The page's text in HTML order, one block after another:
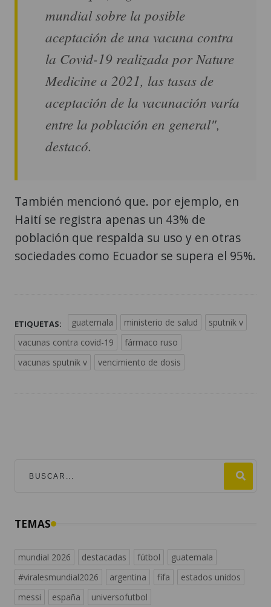
mundial sobre la posible
aceptación de una vacuna contra
la Covid-19 realizada por Nature
Medicine a 2021, las tasas de
aceptación de la vacunación varía
entre la población en general",
destacó.
También mencionó que. por ejemplo, en
Haití se registra apenas un 43% de
población que respalda su uso y en otras
sociedades como Ecuador se supera el 95%.
ETIQUETAS: guatemala ministerio de salud
sputnik v
vacunas contra covid-19
fármaco ruso
vacunas sputnik v
vencimiento de dosis
TEMAS
mundial 2026 destacadas fútbol
guatemala
#viralesmundial2026
argentina fifa
estados unidos
messi
españa universofutbol